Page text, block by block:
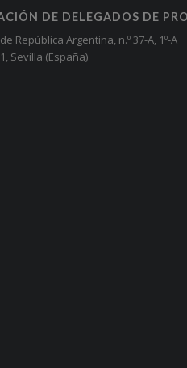
DE DELEGADOS DE
República Argentina, n.º 37-A, 1º-A
Sevilla (España)